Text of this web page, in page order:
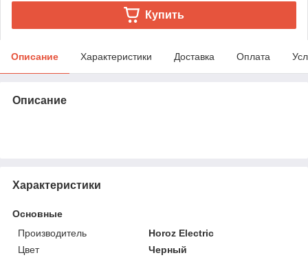
Купить
Описание Характеристики Доставка Оплата
Описание
Характеристики
Основные
Производитель
Horoz Electric
Цвет
Черный